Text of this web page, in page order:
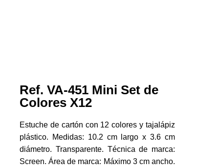
Ref. VA-451 Mini Set de
Colores X12
Estuche de cartón con 12 colores y tajalápiz
plástico. Medidas: 10.2 cm largo x 3.6 cm
diámetro. Transparente. Técnica de marca:
Screen. Área de marca: Máximo 3 cm ancho.